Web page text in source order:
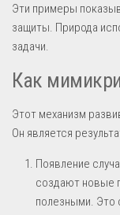
Эти примеры
защиты. Природа
задачи.
Как
Этот механизм
Он является
Появление
создают новые
полезными. Это